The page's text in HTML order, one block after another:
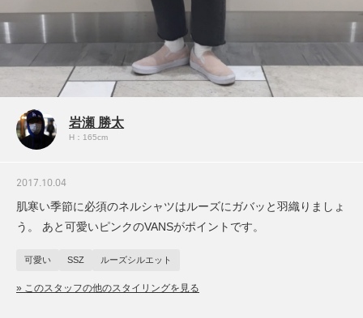
岩瀬 勝太
H：165cm
2017.10.04
肌寒い季節に必須のネルシャツはルーズにガバッと羽織りましょ
う。 あと可愛いピンクのVANSがポイントです。
可愛い SSZ ルーズシルエット
» このスタッフの他のスタイリングを見る